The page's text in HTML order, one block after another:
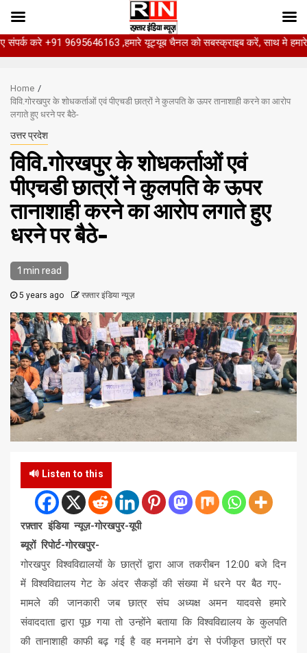
9695646163 ,हमारे यूट्यूब चैनल को सबस्क्राइब करें, साथ मे हमारे फेसबुक को
content
Home
विवि.गोरखपुर के शोधकर्ताओं एवं पीएचडी छात्रों ने कुलपति के ऊपर तानाशाही करने का आरोप
लगाते हुए धरने पर बैठे-
उत्तर प्रदेश
विवि.गोरखपुर के शोधकर्ताओं एवं
पीएचडी छात्रों ने कुलपति के ऊपर
तानाशाही करने का आरोप लगाते हुए
धरने पर बैठे-
1 min read
5 years ago रफ़्तार इंडिया न्यूज़
🔊 Listen to this
रफ़्तार इंडिया न्यूज़-गोरखपुर-यूपी
ब्यूरों रिपोर्ट-गोरखपुर-
गोरखपुर विश्वविद्यालयों के छात्रों द्वारा आज तकरीबन 12:00 बजे दिन
में विश्वविद्यालय गेट के अंदर सैकड़ों की संख्या में धरने पर बैठ गए-
मामले की जानकारी जब छात्र संघ अध्यक्ष अमन यादवसे हमारे
संवाददाता द्वारा पूछ गया तो उन्होंने बताया कि विश्वविद्यालय के कुलपति
की तानाशाही काफी बढ़ गई है वह मनमाने ढंग से पंजीकृत छात्रों पर